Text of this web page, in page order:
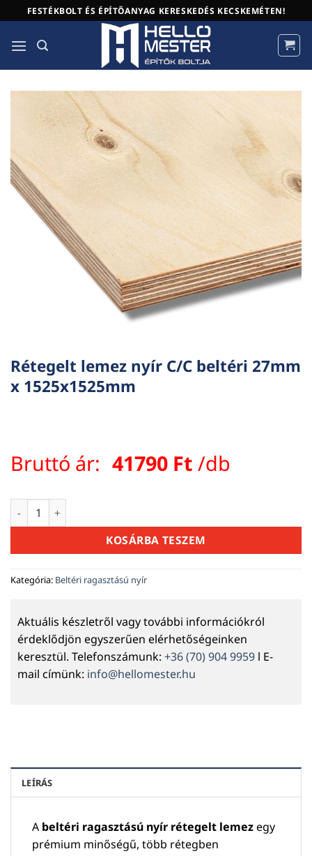
to
content
FESTÉKBOLT ÉS ÉPÍTŐANYAG KERESKEDÉS KECSKEMÉTEN!
Rétegelt lemez nyír C/C beltéri 27mm
x 1525x1525mm
Bruttó ár: 41790 Ft /db
Rétegelt lemez nyír C/C beltéri 27mm x 1525x1525mm
KOSÁRBA TESZEM
Kategória: Beltéri ragasztású nyír
Aktuális készletről vagy további információkról
érdeklődjön egyszerűen elérhetőségeinken
keresztül. Telefonszámunk: +36 (70) 904 9959 l E-
mail címünk: info@hellomester.hu
LEÍRÁS
A beltéri ragasztású nyír rétegelt lemezegy
prémium minőségű, több rétegben